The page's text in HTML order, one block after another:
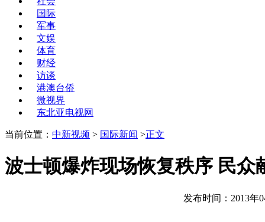
国际
军事
文娱
体育
财经
访谈
港澳台侨
微视界
东北亚电视网
当前位置： 中新视频 > 国际新闻 >正文
波士顿爆炸现场恢复秩序 民众
发布时间：2013年